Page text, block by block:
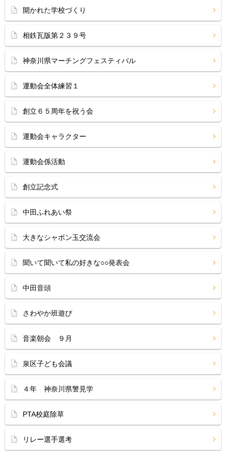
開かれた学校づくり
相鉄瓦版第２３９号
神奈川県マーチングフェスティバル
運動会全体練習１
創立６５周年を祝う会
運動会キャラクター
運動会係活動
創立記念式
中田ふれあい祭
大きなシャボン玉交流会
聞いて聞いて私の好きな○○発表会
中田音頭
さわやか班遊び
音楽朝会 ９月
泉区子ども会議
４年 神奈川県警見学
PTA校庭除草
リレー選手選考